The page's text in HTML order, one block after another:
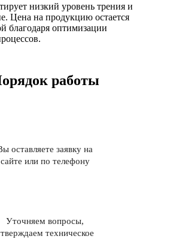
низкий уровень трения и
Цена на продукцию остается
благодаря оптимизации
работы
оставляете заявку на
сайте или по телефону
Уточняем вопросы,
техническое